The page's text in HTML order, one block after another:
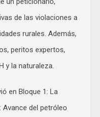
de las violaciones a
rurales. Además,
peritos expertos,
y la naturaleza.
en Bloque 1: La
Avance del petróleo